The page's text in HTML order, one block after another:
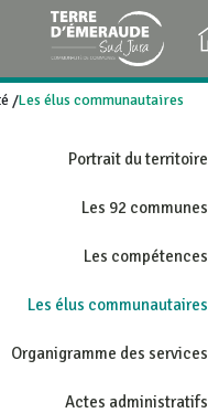
/Les élus communautaires
Portrait du territoire
Les 92 communes
Les compétences
Les élus communautaires
Organigramme des services
Actes administratifs